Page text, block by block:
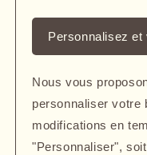
Pendentif
rectangle
moyen
plaqué
or
gravé
avec
un
or
gravé
avec
un
Personnalisez
Nous vous
personnaliser votre
modifications en
"Personnaliser",